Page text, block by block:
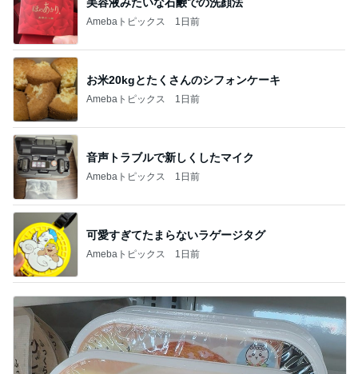
Amebaトピックス 1日前
お米20kgとたくさんのシフォンケーキ
Amebaトピックス 1日前
音声トラブルで新しくしたマイク
Amebaトピックス 1日前
可愛すぎてたまらないラゲージタグ
Amebaトピックス 1日前